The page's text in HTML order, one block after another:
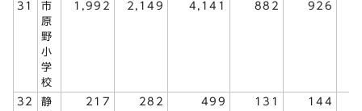
31
市
原
野
小
学
校
1,992 2,149 4,141 882 926
32
静
217 282 499 131 144